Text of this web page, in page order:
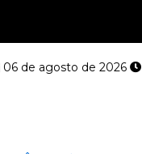
06 de agosto de 2026